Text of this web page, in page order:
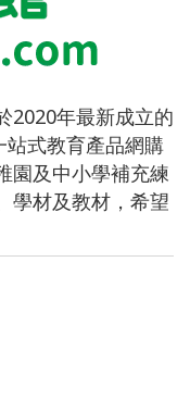
2020年最新成立的
式教育產品網購
園及中小學補充練
學材及教材，希望